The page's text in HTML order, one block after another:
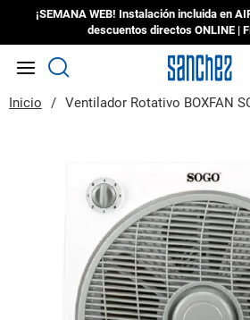
¡SEMANA WEB! Instalación incluida en
descuentos directos ONLINE |
Inicio Ventilador Rotativo BOXFAN